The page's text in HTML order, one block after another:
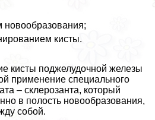
новообразования;
кисты.
кисты поджелудочной железы
применение специального
– склерозанта, который
в полость новообразования,
собой.